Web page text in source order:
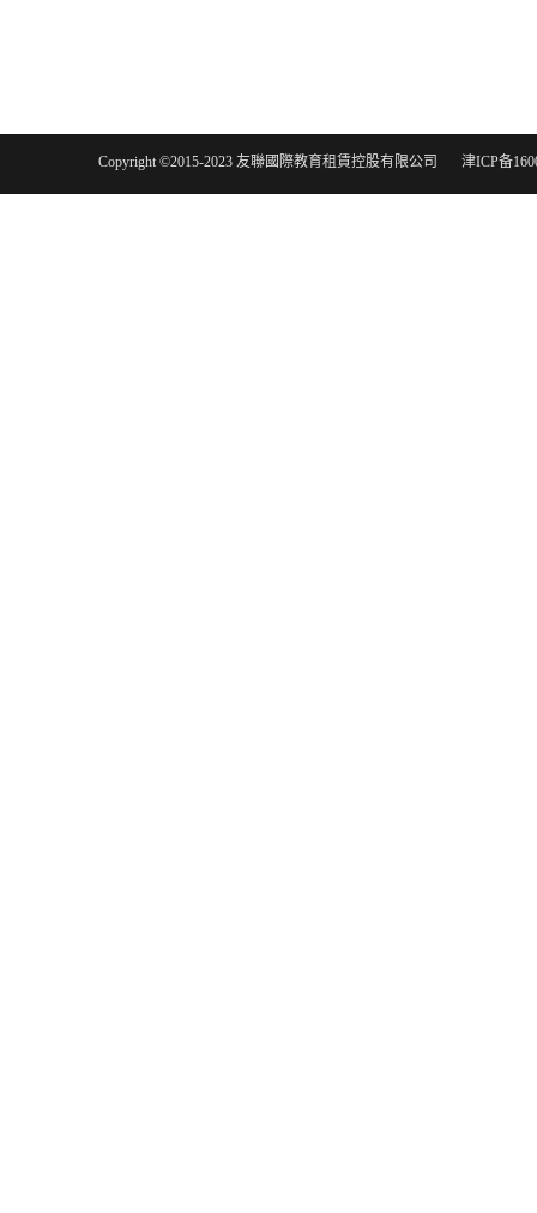
Copyright ©2015-2023 友聯國際教育租賃控股有限公司 津ICP备